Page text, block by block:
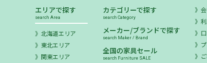
エリアで探す
search Area
北海道エリア
東北エリア
関東エリア
カテゴリーで探す
search Category
メーカー/ブランドで探す
search Maker / Brand
全国の家具セール
search Furniture SALE